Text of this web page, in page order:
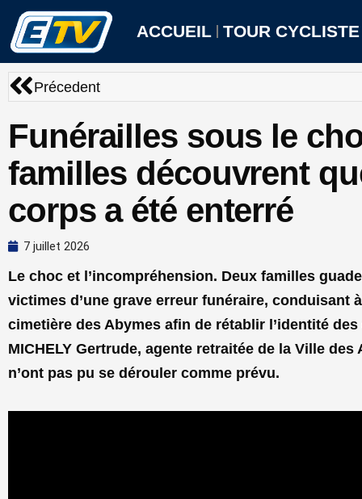
Aller
contenu
ACCUEIL TOUR CYCLISTE
Précédent
Précedent
Funérailles sous le
familles découvrent
corps a été enterré
7 juillet 2026
Le choc et l’incompréhension. Deux familles
victimes d’une grave erreur funéraire, conduisant
cimetière des Abymes afin de rétablir l’identité
MICHELY Gertrude, agente retraitée de la Ville des
n’ont pas pu se dérouler comme prévu.